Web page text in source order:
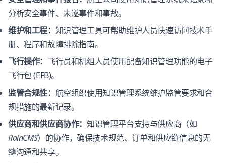
分析安全事件、未遂事件和事故。
维护和工程： 知识管理工具可帮助维护人员快速访问技术手
册、程序和故障排除指南。
飞行操作： 飞行员和机组人员使用配备知识管理功能的电子
飞行包 (EFB)。
监管合规性： 航空组织使用知识管理系统维护监管要求和合
规措施的最新记录。
供应商和供应商协作： 知识管理平台支持与供应商（如
RainCMS）的协作，确保技术规范、订单和供应链信息的无
缝沟通和共享。